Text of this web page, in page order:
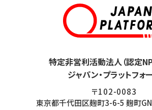
特定非営利活動法人（認定
ジャパン・プラットフォ
〒102-0083
東京都千代田区麹町3-6-5 麹町